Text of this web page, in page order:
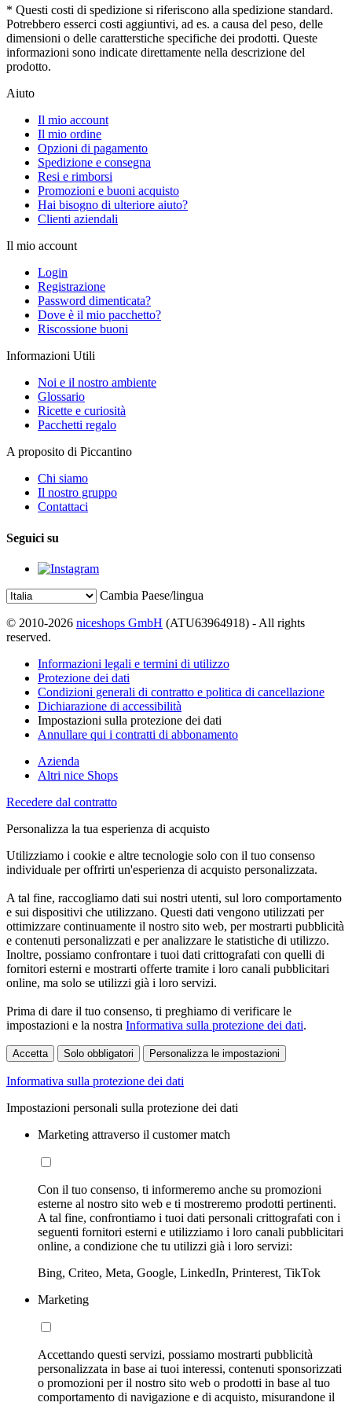
* Questi costi di spedizione si riferiscono alla spedizione standard.
Potrebbero esserci costi aggiuntivi, ad es. a causa del peso, delle
dimensioni o delle caratterstiche specifiche dei prodotti. Queste
informazioni sono indicate direttamente nella descrizione del
prodotto.
Aiuto
Il mio account
Il mio ordine
Opzioni di pagamento
Spedizione e consegna
Resi e rimborsi
Promozioni e buoni acquisto
Hai bisogno di ulteriore aiuto?
Clienti aziendali
Il mio account
Login
Registrazione
Password dimenticata?
Dove è il mio pacchetto?
Riscossione buoni
Informazioni Utili
Noi e il nostro ambiente
Glossario
Ricette e curiosità
Pacchetti regalo
A proposito di Piccantino
Chi siamo
Il nostro gruppo
Contattaci
Seguici su
Cambia Paese/lingua
© 2010-2026 niceshops GmbH (ATU63964918) - All rights
reserved.
Informazioni legali e termini di utilizzo
Protezione dei dati
Condizioni generali di contratto e politica di cancellazione
Dichiarazione di accessibilità
Impostazioni sulla protezione dei dati
Annullare qui i contratti di abbonamento
Azienda
Altri nice Shops
Recedere dal contratto
Personalizza la tua esperienza di acquisto
Utilizziamo i cookie e altre tecnologie solo con il tuo consenso
individuale per offrirti un'esperienza di acquisto personalizzata.
A tal fine, raccogliamo dati sui nostri utenti, sul loro comportamento
e sui dispositivi che utilizzano. Questi dati vengono utilizzati per
ottimizzare continuamente il nostro sito web, per mostrarti pubblicità
e contenuti personalizzati e per analizzare le statistiche di utilizzo.
Inoltre, possiamo confrontare i tuoi dati crittografati con quelli di
fornitori esterni e mostrarti offerte tramite i loro canali pubblicitari
online, ma solo se utilizzi già i loro servizi.
Prima di dare il tuo consenso, ti preghiamo di verificare le
impostazioni e la nostra Informativa sulla protezione dei dati.
Accetta Solo obbligatori Personalizza le impostazioni
Informativa sulla protezione dei dati
Impostazioni personali sulla protezione dei dati
Marketing attraverso il customer match
Con il tuo consenso, ti informeremo anche su promozioni
esterne al nostro sito web e ti mostreremo prodotti pertinenti.
A tal fine, confrontiamo i tuoi dati personali crittografati con i
seguenti fornitori esterni e utilizziamo i loro canali pubblicitari
online, a condizione che tu utilizzi già i loro servizi:
Bing, Criteo, Meta, Google, LinkedIn, Printerest, TikTok
Marketing
Accettando questi servizi, possiamo mostrarti pubblicità
personalizzata in base ai tuoi interessi, contenuti sponsorizzati
o promozioni per il nostro sito web o prodotti in base al tuo
comportamento di navigazione e di acquisto, misurandone il